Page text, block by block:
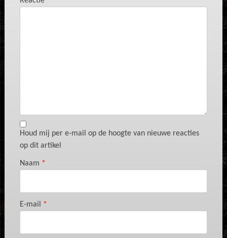
Houd mij per e-mail op de hoogte van nieuwe reacties
op dit artikel
Naam *
E-mail *